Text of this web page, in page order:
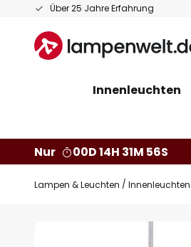
Über 25 Jahre Erfahrung
Zum
springen
Innenleuchten
Nur
00D 14H 31M 55S
Lampen & Leuchten Innenleuchten